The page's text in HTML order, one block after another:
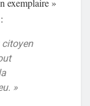
exemplaire »
»